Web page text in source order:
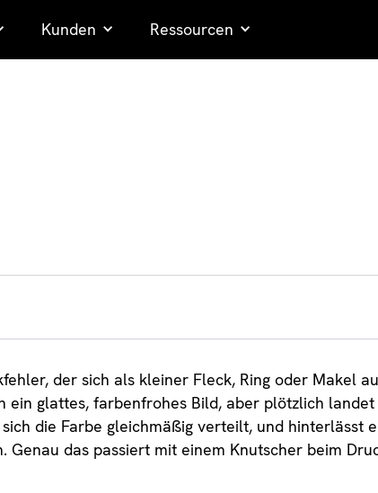
Kunden Ressourcen
der sich als kleiner Fleck, Ring oder Makel
ein glattes, farbenfrohes Bild, aber plötzlich
die Farbe gleichmäßig verteilt, und hinterlässt
Genau das passiert mit einem Knutscher beim